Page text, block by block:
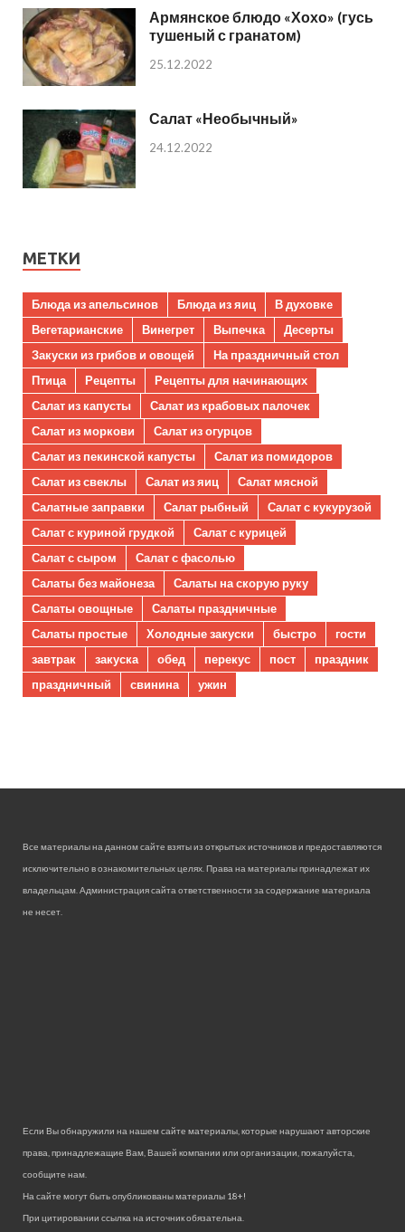
Армянское блюдо «Хохо» (гусь
тушеный с гранатом)
25.12.2022
Салат «Необычный»
24.12.2022
МЕТКИ
Блюда из апельсинов Блюда из яиц
В духовке
Вегетарианские
Винегрет Выпечка
Десерты
Закуски из грибов и овощей
На праздничный стол
Птица
Рецепты
Рецепты для начинающих
Салат из капусты
Салат из крабовых палочек
Салат из моркови
Салат из огурцов
Салат из пекинской капусты
Салат из помидоров
Салат из свеклы
Салат из яиц
Салат мясной
Салатные заправки
Салат рыбный
Салат с кукурузой
Салат с куриной грудкой
Салат с курицей
Салат с сыром
Салат с фасолью
Салаты без майонеза
Салаты на скорую руку
Салаты овощные
Салаты праздничные
Салаты простые
Холодные закуски быстро
гости
завтрак
закуска обед перекус пост
праздник
праздничный
свинина ужин
Все материалы на данном сайте взяты из открытых источников и предоставляются
исключительно в ознакомительных целях. Права на материалы принадлежат их
владельцам. Администрация сайта ответственности за содержание материала
не несет.
Если Вы обнаружили на нашем сайте материалы, которые нарушают авторские
права, принадлежащие Вам, Вашей компании или организации, пожалуйста,
сообщите нам.
На сайте могут быть опубликованы материалы 18+!
При цитировании ссылка на источник обязательна.